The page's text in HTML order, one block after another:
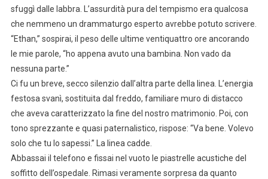
sfuggì dalle labbra. L’assurdità pura del tempismo era qualcosa
che nemmeno un drammaturgo esperto avrebbe potuto scrivere.
“Ethan,” sospirai, il peso delle ultime ventiquattro ore ancorando
le mie parole, “ho appena avuto una bambina. Non vado da
nessuna parte.”
Ci fu un breve, secco silenzio dall’altra parte della linea. L’energia
festosa svanì, sostituita dal freddo, familiare muro di distacco
che aveva caratterizzato la fine del nostro matrimonio. Poi, con
tono sprezzante e quasi paternalistico, rispose: “Va bene. Volevo
solo che tu lo sapessi.” La linea cadde.
Abbassai il telefono e fissai nel vuoto le piastrelle acustiche del
soffitto dell’ospedale. Rimasi veramente sorpresa da quanto